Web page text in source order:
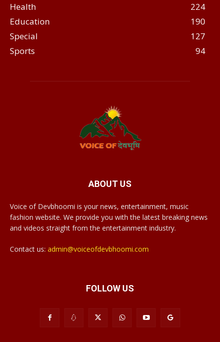
Health
224
Education
190
Special
127
Sports
94
ABOUT US
Voice of Devbhoomi is your news, entertainment, music
fashion website. We provide you with the latest breaking news
and videos straight from the entertainment industry.
Contact us: admin@voiceofdevbhoomi.com
FOLLOW US